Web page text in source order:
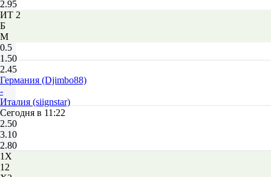
2.95
ИТ 2
Б
М
0.5
1.50
2.45
Германия (Djimbo88)
-
Италия (siignstar)
Сегодня в 11:22
2.50
3.10
2.80
1X
12